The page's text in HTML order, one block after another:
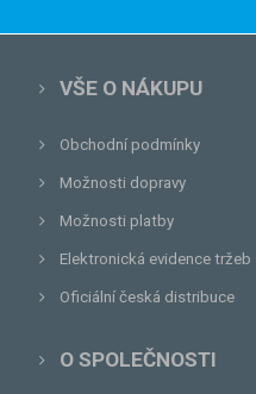
VŠE O NÁKUPU
Obchodní podmínky
Možnosti dopravy
Možnosti platby
Elektronická evidence tržeb
Oficiální česká distribuce
O SPOLEČNOSTI